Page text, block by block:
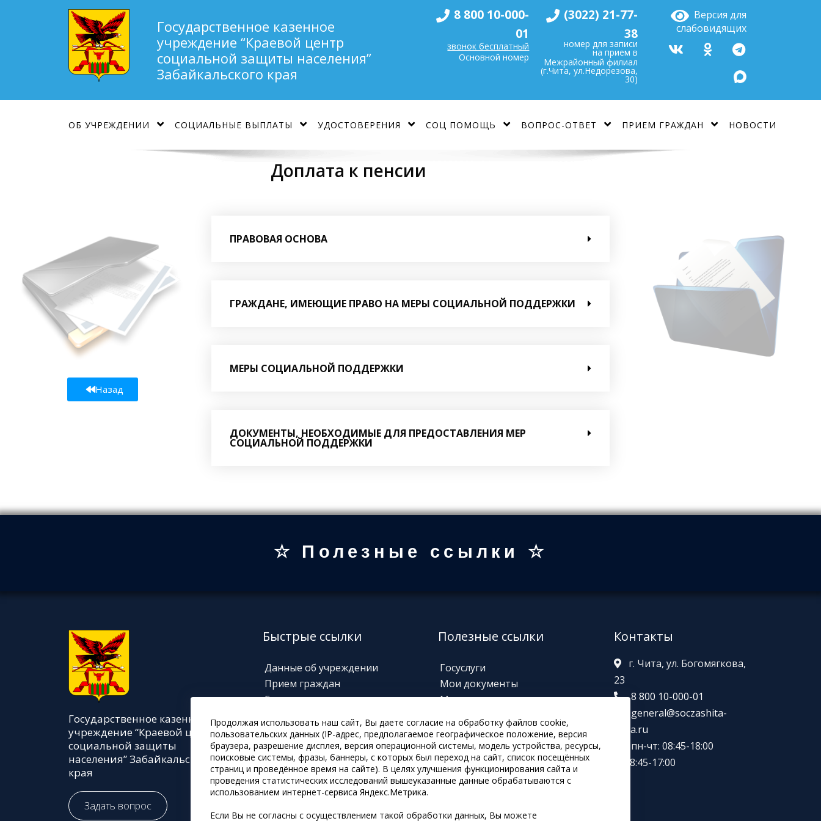
Государственное казенное
учреждение “Краевой центр
социальной защиты населения”
Забайкальского края
8 800 10-000-
01
звонок бесплатный
Основной номер
(3022) 21-77-
38
номер для записи
на прием в
Межрайонный филиал
(г.Чита, ул.Недорезова,
30)
Версия для
слабовидящих
ОБ УЧРЕЖДЕНИИ СОЦИАЛЬНЫЕ ВЫПЛАТЫ УДОСТОВЕРЕНИЯ СОЦ ПОМОЩЬ ВОПРОС-ОТВЕТ ПРИЕМ ГРАЖДАН НОВОСТИ
Продолжая использовать наш сайт, Вы даете согласие на обработку файлов cookie,
пользовательских данных (IP-адрес, предполагаемое географическое положение, версия
браузера, разрешение дисплея, версия операционной системы, модель устройства, ресурсы,
поисковые системы, фразы, баннеры, с которых был переход на сайт, список посещённых
страниц и проведённое время на сайте). В целях улучшения функционирования сайта и
проведения статистических исследований вышеуказанные данные обрабатываются с
использованием интернет-сервиса Яндекс.Метрика.
Если Вы не согласны с осуществлением такой обработки данных, Вы можете
Доплата к пенсии
Назад
ПРАВОВАЯ ОСНОВА
ГРАЖДАНЕ, ИМЕЮЩИЕ ПРАВО НА МЕРЫ СОЦИАЛЬНОЙ ПОДДЕРЖКИ
МЕРЫ СОЦИАЛЬНОЙ ПОДДЕРЖКИ
ДОКУМЕНТЫ, НЕОБХОДИМЫЕ ДЛЯ ПРЕДОСТАВЛЕНИЯ МЕР
СОЦИАЛЬНОЙ ПОДДЕРЖКИ
☆ Полезные ссылки ☆
Государственное казенное
учреждение “Краевой центр
социальной защиты
населения” Забайкальского
края
Задать вопрос
Быстрые ссылки
Данные об учреждении
Прием граждан
Горячие линии
Информация о выплатах
Полезные ссылки
Госуслуги
Мои документы
Министерство соц.
Забайкальский призыв
Техническаяссылка
Информирование
Контакты
г. Чита, ул. Богомягкова,
23
8 800 10-000-01
general@soczashita-
chita.ru
пн-чт: 08:45-18:00
пт: 8:45-17:00